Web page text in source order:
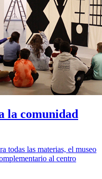
la comunidad
todas las materias, el museo
al centro